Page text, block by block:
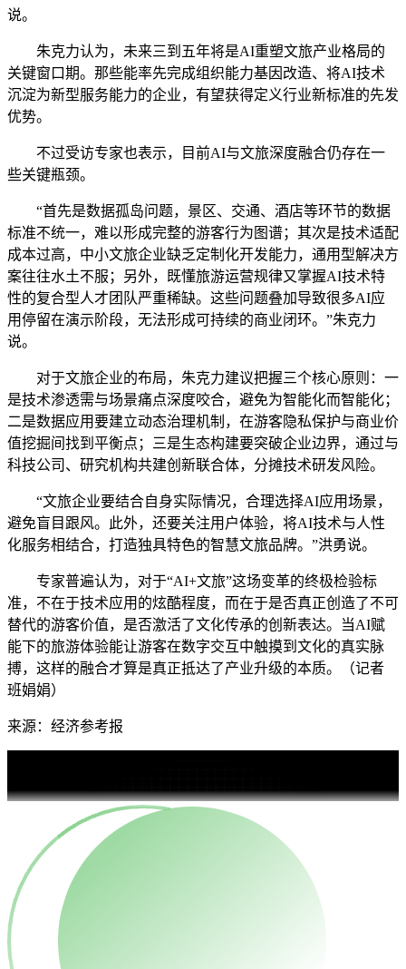
说。
朱克力认为，未来三到五年将是AI重塑文旅产业格局的
关键窗口期。那些能率先完成组织能力基因改造、将AI技术
沉淀为新型服务能力的企业，有望获得定义行业新标准的先发
优势。
不过受访专家也表示，目前AI与文旅深度融合仍存在一
些关键瓶颈。
“首先是数据孤岛问题，景区、交通、酒店等环节的数据
标准不统一，难以形成完整的游客行为图谱；其次是技术适配
成本过高，中小文旅企业缺乏定制化开发能力，通用型解决方
案往往水土不服；另外，既懂旅游运营规律又掌握AI技术特
性的复合型人才团队严重稀缺。这些问题叠加导致很多AI应
用停留在演示阶段，无法形成可持续的商业闭环。”朱克力
说。
对于文旅企业的布局，朱克力建议把握三个核心原则：一
是技术渗透需与场景痛点深度咬合，避免为智能化而智能化；
二是数据应用要建立动态治理机制，在游客隐私保护与商业价
值挖掘间找到平衡点；三是生态构建要突破企业边界，通过与
科技公司、研究机构共建创新联合体，分摊技术研发风险。
“文旅企业要结合自身实际情况，合理选择AI应用场景，
避免盲目跟风。此外，还要关注用户体验，将AI技术与人性
化服务相结合，打造独具特色的智慧文旅品牌。”洪勇说。
专家普遍认为，对于“AI+文旅”这场变革的终极检验标
准，不在于技术应用的炫酷程度，而在于是否真正创造了不可
替代的游客价值，是否激活了文化传承的创新表达。当AI赋
能下的旅游体验能让游客在数字交互中触摸到文化的真实脉
搏，这样的融合才算是真正抵达了产业升级的本质。（记者
班娟娟）
来源：经济参考报